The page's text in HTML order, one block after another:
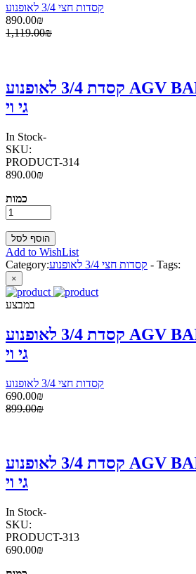
קסדות חצי 3/4 לאופנוע
890.00₪
1,119.00₪
קסדת 3/4 לאופנוע AGV BALI COPTER איי
גי וי
In Stock-
SKU:
PRODUCT-314
890.00₪
כמות
Add to WishList
Category:
קסדות חצי 3/4 לאופנוע - Tags:
×
במבצע
קסדת 3/4 לאופנוע AGV BAIL COPTER איי
גי וי
קסדות חצי 3/4 לאופנוע
690.00₪
899.00₪
קסדת 3/4 לאופנוע AGV BAIL COPTER איי
גי וי
In Stock-
SKU:
PRODUCT-313
690.00₪